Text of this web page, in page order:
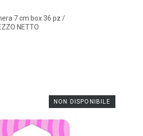
7 cm box 36 pz /
NETTO
NON DISPONIBILE